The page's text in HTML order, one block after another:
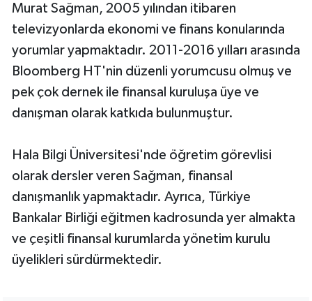
Murat Sağman, 2005 yılından itibaren
televizyonlarda ekonomi ve finans konularında
yorumlar yapmaktadır. 2011-2016 yılları arasında
Bloomberg HT'nin düzenli yorumcusu olmuş ve
pek çok dernek ile finansal kuruluşa üye ve
danışman olarak katkıda bulunmuştur.
Hala Bilgi Üniversitesi'nde öğretim görevlisi
olarak dersler veren Sağman, finansal
danışmanlık yapmaktadır. Ayrıca, Türkiye
Bankalar Birliği eğitmen kadrosunda yer almakta
ve çeşitli finansal kurumlarda yönetim kurulu
üyelikleri sürdürmektedir.